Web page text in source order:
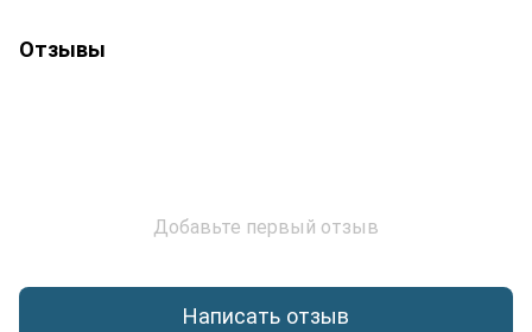
Отзывы
Добавьте первый отзыв
Написать отзыв